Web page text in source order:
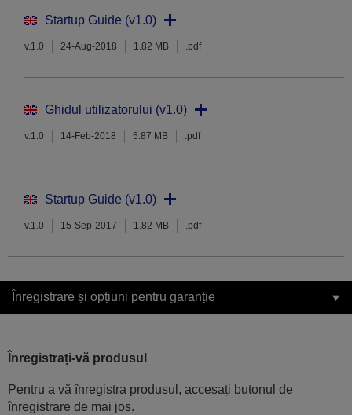
Startup Guide (v1.0)
v.1.0 24-Aug-2018 1.82 MB .pdf
Ghidul utilizatorului (v1.0)
v.1.0 14-Feb-2018 5.87 MB .pdf
Startup Guide (v1.0)
v.1.0 15-Sep-2017 1.82 MB .pdf
Înregistrare și opțiuni pentru garanție
Înregistrați-vă produsul
Pentru a vă înregistra produsul, accesați butonul de
înregistrare de mai jos.